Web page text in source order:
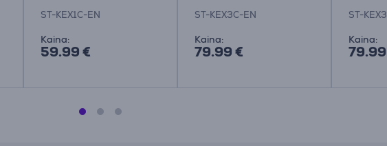
ST-KEX1C-EN
Kaina:
59.99 €
ST-KEX3C-EN
Kaina:
79.99 €
ST-
Kaina: